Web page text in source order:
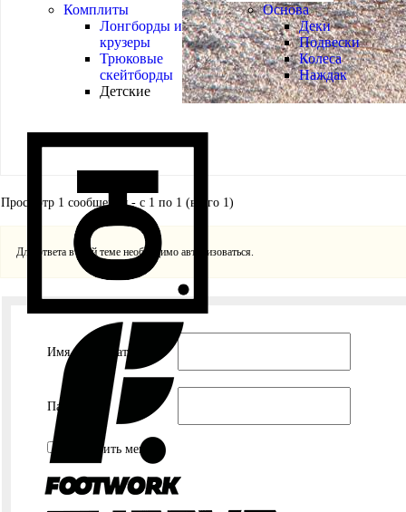
Комплиты
Лонгборды и
крузеры
Трюковые
скейтборды
Детские
Основа
Деки
Подвески
Колеса
Наждак
Просмотр 1 сообщения - с 1 по 1 (всего 1)
Для ответа в этой теме необходимо авторизоваться.
Имя пользователя:
Пароль:
Запомнить меня